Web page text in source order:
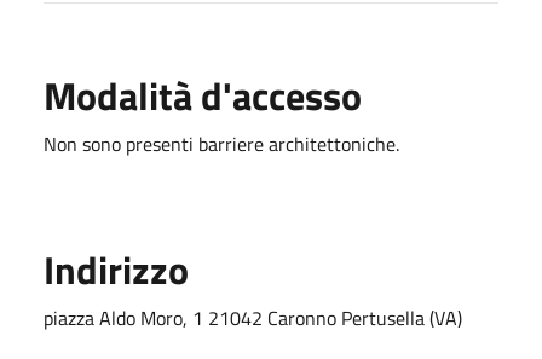
Modalità d'accesso
Non sono presenti barriere architettoniche.
Indirizzo
piazza Aldo Moro, 1 21042 Caronno Pertusella (VA)